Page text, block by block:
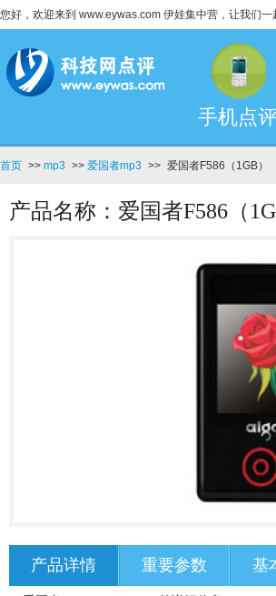
您好，欢迎来到 www.eywas.com 伊娃集中营，让我们
手机点
首页 >> mp3 >> 爱国者mp3 >> 爱国者F586（1GB）
产品名称：爱国者F586（
产品详情 重要参数 基